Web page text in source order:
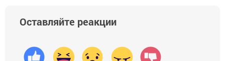
Оставляйте реакции